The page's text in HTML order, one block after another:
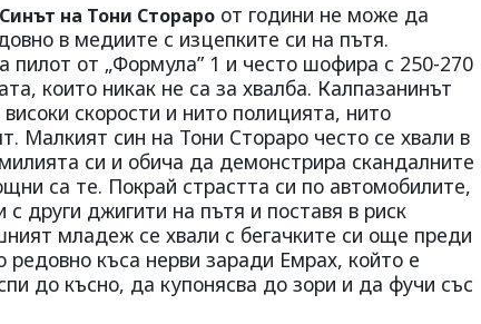
на Тони Стораро от години не може да
в медиите с изцепките си на пътя.
пилот от „Формула” 1 и често шофира с 250-270
които никак не са за хвалба. Калпазанинът
скорости и нито полицията, нито
Малкият син на Тони Стораро често се хвали в
си и обича да демонстрира скандалните
са те. Покрай страстта си по автомобилите,
други джигити на пътя и поставя в риск
младеж се хвали с бегачките си още преди
къса нерви заради Емрах, който е
до късно, да купонясва до зори и да фучи със